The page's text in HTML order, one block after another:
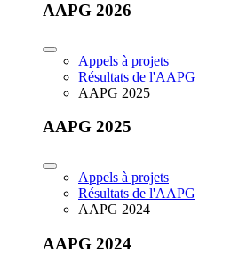
AAPG 2026
Appels à projets
Résultats de l'AAPG
AAPG 2025
AAPG 2025
Appels à projets
Résultats de l'AAPG
AAPG 2024
AAPG 2024